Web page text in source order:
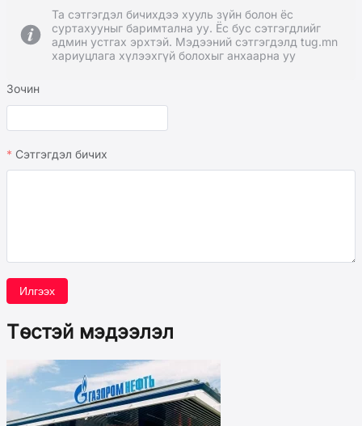
Та сэтгэгдэл бичихдээ хууль зүйн болон ёс
суртахууныг баримтална уу. Ёс бус сэтгэгдлийг
админ устгах эрхтэй. Мэдээний сэтгэгдэлд tug.mn
хариуцлага хүлээхгүй болохыг анхаарна уу
Зочин
Сэтгэгдэл бичих
Илгээх
Төстэй мэдээлэл